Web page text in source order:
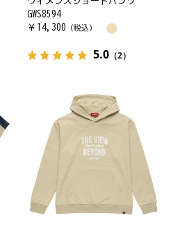
GWS8594
￥ 14,300 （税込）
5.0（2）